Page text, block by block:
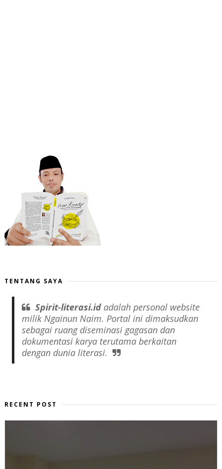
TENTANG SAYA
Spirit-literasi.idadalah personal website
milik Ngainun Naim. Portal ini dimaksudkan
sebagai ruang diseminasi gagasan dan
dokumentasi karya terutama berkaitan
dengan dunia literasi.
RECENT POST